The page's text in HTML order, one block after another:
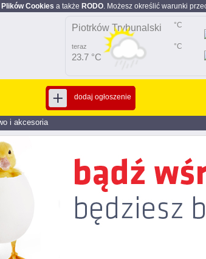
Cookies a także RODO. Możesz określić warunki
Piotrków Trybunalski
teraz
23.7 °C
°C
°C
dodaj ogłoszenie
i akcesoria